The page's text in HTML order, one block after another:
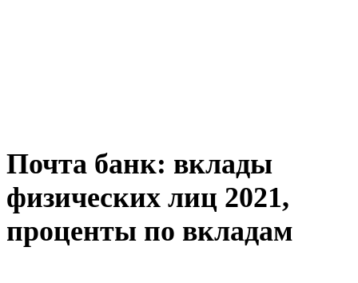
Почта банк: вклады
физических лиц 2021,
проценты по вкладам